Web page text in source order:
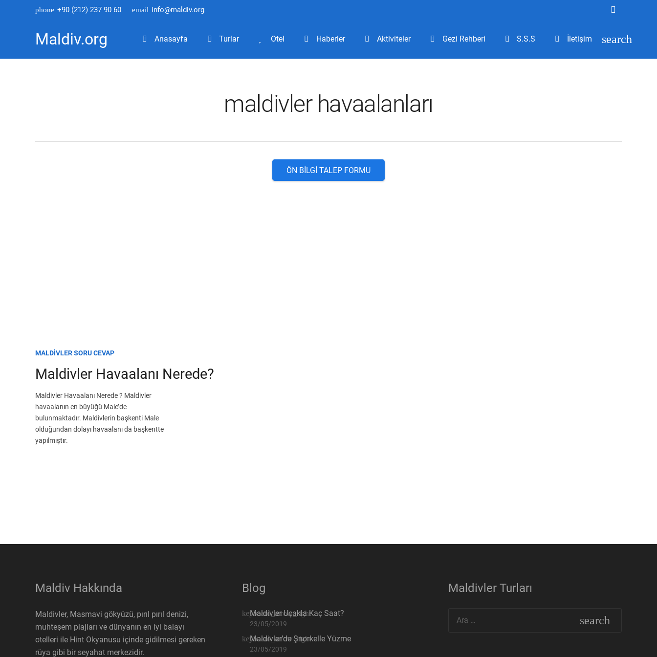
phone +90 (212) 237 90 60 email info@maldiv.org
Maldiv.org Anasayfa Turlar Otel Haberler Aktiviteler Gezi Rehberi S.S.S İletişim search
maldivler havaalanları
ÖN BILGI TALEP FORMU
MALDIVLER SORU CEVAP
Maldivler Havaalanı Nerede?
Maldivler Havaalanı Nerede ? Maldivler
havaalanın en büyüğü Male’de
bulunmaktadır. Maldivlerin başkenti Male
olduğundan dolayı havaalanı da başkentte
yapılmıştır.
Maldiv Hakkında
Maldivler, Masmavi gökyüzü, pırıl pırıl denizi,
muhteşem plajları ve dünyanın en iyi balayı
otelleri ile Hint Okyanusu içinde gidilmesi gereken
rüya gibi bir seyahat merkezidir.
Blog
Maldivler Uçakla Kaç Saat?
23/05/2019
Maldivler’de Şnorkelle Yüzme
23/05/2019
Maldivler Turları